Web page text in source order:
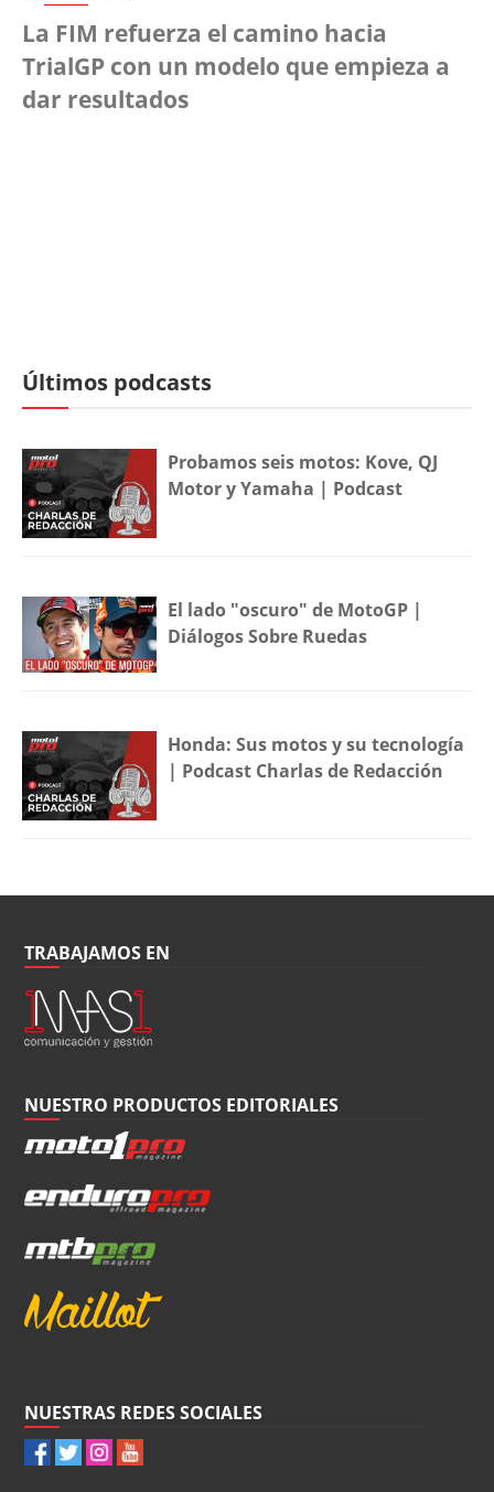
La FIM refuerza el camino hacia
TrialGP con un modelo que empieza a
dar resultados
Últimos podcasts
Probamos seis motos: Kove, QJ
Motor y Yamaha | Podcast
El lado "oscuro" de MotoGP |
Diálogos Sobre Ruedas
Honda: Sus motos y su tecnología
| Podcast Charlas de Redacción
TRABAJAMOS EN
NUESTRO PRODUCTOS EDITORIALES
NUESTRAS REDES SOCIALES